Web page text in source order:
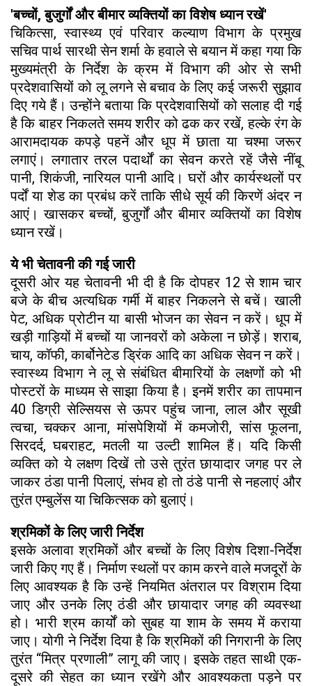
'बच्चों, बुजुर्गों और बीमार व्यक्तियों का विशेष ध्यान रखें'
चिकित्सा, स्वास्थ्य एवं परिवार कल्याण विभाग के प्रमुख
सचिव पार्थ सारथी सेन शर्मा के हवाले से बयान में कहा गया कि
मुख्यमंत्री के निर्देश के क्रम में विभाग की ओर से सभी
प्रदेशवासियों को लू लगने से बचाव के लिए कई जरूरी सुझाव
दिए गये हैं। उन्होंने बताया कि प्रदेशवासियों को सलाह दी गई
है कि बाहर निकलते समय शरीर को ढक कर रखें, हल्के रंग के
आरामदायक कपड़े पहनें और धूप में छाता या चश्मा जरूर
लगाएं। लगातार तरल पदार्थों का सेवन करते रहें जैसे नींबू
पानी, शिकंजी, नारियल पानी आदि। घरों और कार्यस्थलों पर
पर्दों या शेड का प्रबंध करें ताकि सीधे सूर्य की किरणें अंदर न
आएं। खासकर बच्चों, बुजुर्गों और बीमार व्यक्तियों का विशेष
ध्यान रखें।
ये भी चेतावनी की गई जारी
दूसरी ओर यह चेतावनी भी दी है कि दोपहर 12 से शाम चार
बजे के बीच अत्यधिक गर्मी में बाहर निकलने से बचें। खाली
पेट, अधिक प्रोटीन या बासी भोजन का सेवन न करें। धूप में
खड़ी गाड़ियों में बच्चों या जानवरों को अकेला न छोड़ें। शराब,
चाय, कॉफी, कार्बोनेटेड ड्रिंक आदि का अधिक सेवन न करें।
स्वास्थ्य विभाग ने लू से संबंधित बीमारियों के लक्षणों को भी
पोस्टरों के माध्यम से साझा किया है। इनमें शरीर का तापमान
40 डिग्री सेल्सियस से ऊपर पहुंच जाना, लाल और सूखी
त्वचा, चक्कर आना, मांसपेशियों में कमजोरी, सांस फूलना,
सिरदर्द, घबराहट, मतली या उल्टी शामिल हैं। यदि किसी
व्यक्ति को ये लक्षण दिखें तो उसे तुरंत छायादार जगह पर ले
जाकर ठंडा पानी पिलाएं, संभव हो तो ठंडे पानी से नहलाएं और
तुरंत एम्बुलेंस या चिकित्सक को बुलाएं।
श्रमिकों के लिए जारी निर्देश
इसके अलावा श्रमिकों और बच्चों के लिए विशेष दिशा-निर्देश
जारी किए गए हैं। निर्माण स्थलों पर काम करने वाले मजदूरों के
लिए आवश्यक है कि उन्हें नियमित अंतराल पर विश्राम दिया
जाए और उनके लिए ठंडी और छायादार जगह की व्यवस्था
हो। भारी श्रम कार्यों को सुबह या शाम के समय में कराया
जाए। योगी ने निर्देश दिया है कि श्रमिकों की निगरानी के लिए
तुरंत “मित्र प्रणाली” लागू की जाए। इसके तहत साथी एक-
दूसरे की सेहत का ध्यान रखेंगे और आवश्यकता पड़ने पर